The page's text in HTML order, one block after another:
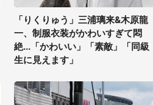
「りくりゅう」三浦璃来&木原龍
一、制服衣装がかわいすぎて悶
絶...「かわいい」「素敵」「同級
生に見えます」